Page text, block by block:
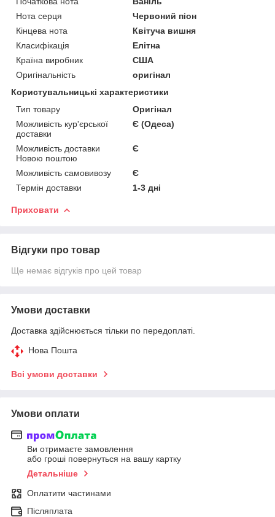
Нота серця
Червоний піон
Кінцева нота
Квітуча вишня
Класифікація
Елітна
Країна виробник
США
Оригінальність
оригінал
Користувальницькі характеристики
Тип товару
Оригінал
Можливість кур'єрської
доставки
Є (Одеса)
Можливість доставки
Новою поштою
Є
Можливість самовивозу
Є
Термін доставки
1-3 дні
Приховати
Відгуки про товар
Ще немає відгуків про цей товар
Умови доставки
Доставка здійснюється тільки по передоплаті.
Нова Пошта
Всі умови доставки
Умови оплати
Ви отримаєте замовлення
або гроші повернуться на вашу картку
Детальніше
Оплатити частинами
Післяплата